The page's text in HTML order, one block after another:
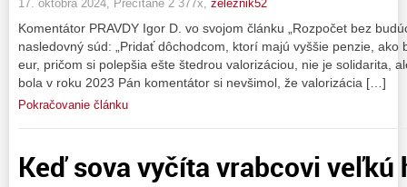
17. októbra 2024, Prečítané 2 377x, zeleznik52
Komentátor PRAVDY Igor D. vo svojom článku „Rozpočet bez
nasledovný súd: „Pridať dôchodcom, ktorí majú vyššie penzie,
eur, pričom si polepšia ešte štedrou valorizáciou, nie je solidarita,
bola v roku 2023 Pán komentátor si nevšimol, že valorizácia […]
Pokračovanie článku
Keď sova vyčíta vrabcovi veľkú